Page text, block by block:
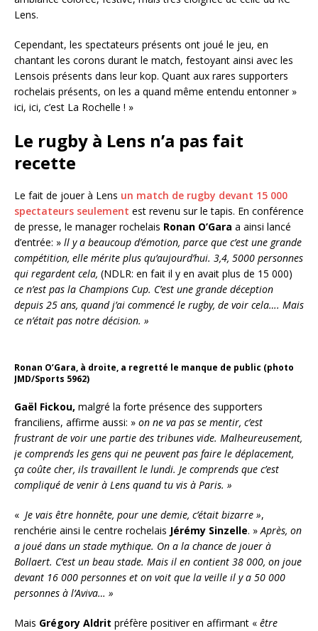
Lens.
Cependant, les spectateurs présents ont joué le jeu, en
chantant les corons durant le match, festoyant ainsi avec les
Lensois présents dans leur kop. Quant aux rares supporters
rochelais présents, on les a quand même entendu entonner »
ici, ici, c’est La Rochelle ! »
Le rugby à Lens n’a pas fait
recette
Le fait de jouer à Lens un match de rugby devant 15 000
spectateurs seulement est revenu sur le tapis. En conférence
de presse, le manager rochelais Ronan O’Gara a ainsi lancé
d’entrée: » ll y a beaucoup d’émotion, parce que c’est une grande
compétition, elle mérite plus qu’aujourd’hui. 3,4, 5000 personnes
qui regardent cela, (NDLR: en fait il y en avait plus de 15 000)
ce n’est pas la Champions Cup. C’est une grande déception
depuis 25 ans, quand j’ai commencé le rugby, de voir cela…. Mais
ce n’était pas notre décision. »
Ronan O’Gara, à droite, a regretté le manque de public (photo
JMD/Sports 5962)
Gaël Fickou, malgré la forte présence des supporters
franciliens, affirme aussi: » on ne va pas se mentir, c’est
frustrant de voir une partie des tribunes vide. Malheureusement,
je comprends les gens qui ne peuvent pas faire le déplacement,
ça coûte cher, ils travaillent le lundi. Je comprends que c’est
compliqué de venir à Lens quand tu vis à Paris. »
« Je vais être honnête, pour une demie, c’était bizarre »,
renchérie ainsi le centre rochelais Jérémy Sinzelle. »Après, on
a joué dans un stade mythique. On a la chance de jouer à
Bollaert. C’est un beau stade. Mais il en contient 38 000, on joue
devant 16 000 personnes et on voit que la veille il y a 50 000
personnes à l’Aviva… »
Mais Grégory Aldrit préfère positiver en affirmant « être